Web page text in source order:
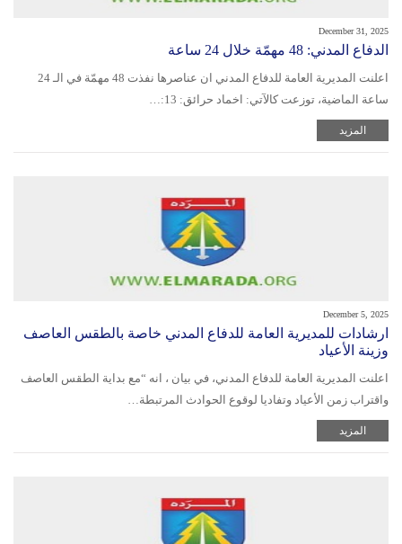
December 31, 2025
الدفاع المدني: 48 مهمّة خلال 24 ساعة
اعلنت المديرية العامة للدفاع المدني ان عناصرها نفذت 48 مهمّة في الـ 24
ساعة الماضية، توزعت كالآتي: اخماد حرائق: 13:…
المزيد
December 5, 2025
ارشادات للمديرية العامة للدفاع المدني خاصة بالطقس العاصف
وزينة الأعياد
اعلنت المديرية العامة للدفاع المدني، في بيان ، انه “مع بداية الطقس العاصف
واقتراب زمن الأعياد وتفاديا لوقوع الحوادث المرتبطة…
المزيد